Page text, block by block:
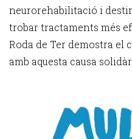
neurorehabilitació i
trobar tractaments més
Roda de Ter demostra el
amb aquesta causa